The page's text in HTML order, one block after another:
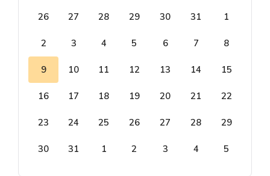
26
27 28 29 30 31 1
2 3 4 5 6 7 8
9 10 11 12 13 14 15
16 17 18 19 20 21 22
23 24 25 26 27 28 29
30 31 1 2 3 4 5